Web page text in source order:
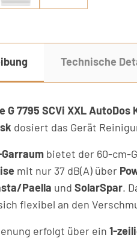
Technische
G 7795 SCVi XXL AutoDos
dosiert das Gerät
bietet der 60-cm-
mit nur 37 dB(A) über
Paella und SolarSpar.
flexibel an den
erfolgt über ein 1-